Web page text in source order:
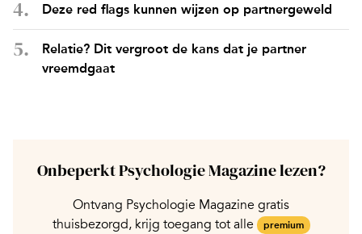
Deze red flags kunnen wijzen op partnergeweld
Relatie? Dit vergroot de kans dat je partner
vreemdgaat
Onbeperkt Psychologie Magazine lezen?
Ontvang Psychologie Magazine gratis
thuisbezorgd, krijg toegang tot alle
premium